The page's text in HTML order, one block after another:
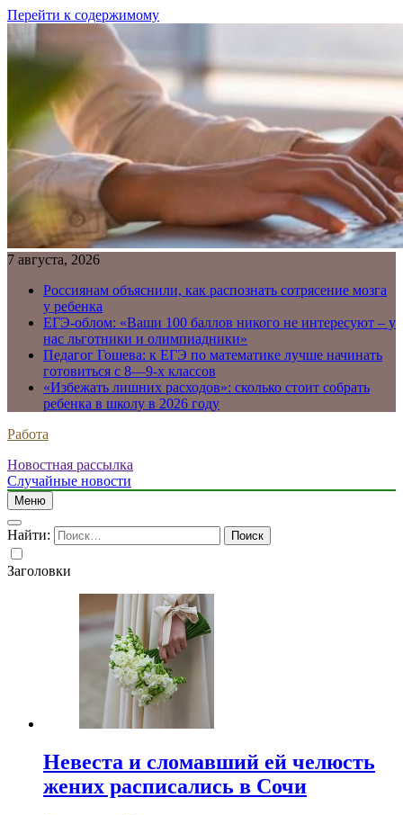
Перейти к содержимому
7 августа, 2026
Россиянам объяснили, как распознать сотрясение мозга
у ребенка
ЕГЭ-облом: «Ваши 100 баллов никого не интересуют – у
нас льготники и олимпиадники»
Педагог Гошева: к ЕГЭ по математике лучше начинать
готовиться с 8—9-х классов
«Избежать лишних расходов»: сколько стоит собрать
ребенка в школу в 2026 году
Работа
Новостная рассылка
Случайные новости
Меню
Найти:
Заголовки
Невеста и сломавший ей челюсть
жених расписались в Сочи